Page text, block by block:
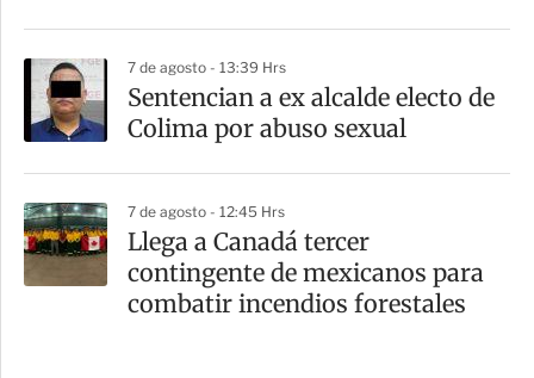
7 de agosto - 13:39 Hrs
Sentencian a ex alcalde electo de
Colima por abuso sexual
7 de agosto - 12:45 Hrs
Llega a Canadá tercer
contingente de mexicanos para
combatir incendios forestales